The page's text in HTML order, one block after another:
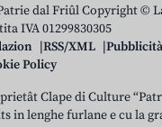
dal Friûl Copyright ©
IVA 01299830305
RSS/XML Pubblicità
Policy
Clape di Culture
in lenghe furlane e cu la